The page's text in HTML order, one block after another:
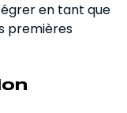
en tant que
premières